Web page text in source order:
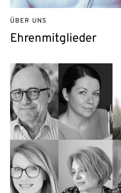
Ehrenmitglieder
ÜBER UNS